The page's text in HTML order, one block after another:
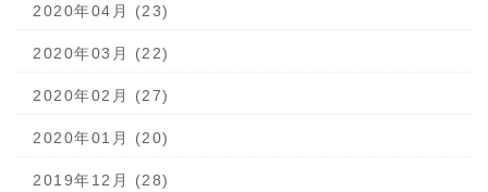
2020年04月 (23)
2020年03月 (22)
2020年02月 (27)
2020年01月 (20)
2019年12月 (28)